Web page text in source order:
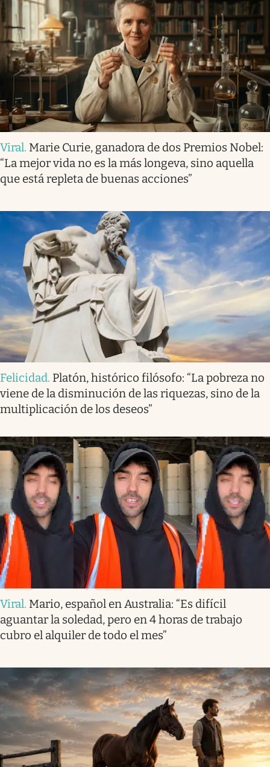
Viral. Marie Curie, ganadora de dos Premios Nobel:
“La mejor vida no es la más longeva, sino aquella
que está repleta de buenas acciones”
Felicidad. Platón, histórico filósofo: “La pobreza no
viene de la disminución de las riquezas, sino de la
multiplicación de los deseos”
Viral. Mario, español en Australia: “Es difícil
aguantar la soledad, pero en 4 horas de trabajo
cubro el alquiler de todo el mes”